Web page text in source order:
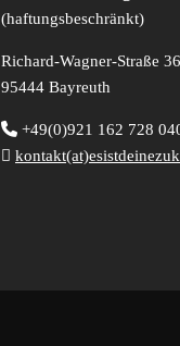
(haftungsbeschränkt)
Richard-Wagner-Straße 36
95444 Bayreuth
+49(0)921 162 728